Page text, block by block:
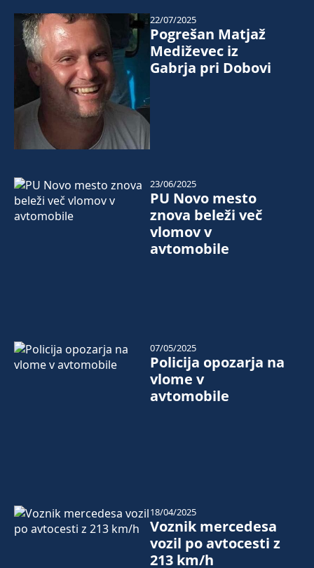
Pogrešan Matjaž
Mediževec iz
Gabrja pri Dobovi
22/07/2025
PU Novo mesto
znova beleži več
vlomov v
avtomobile
23/06/2025
Policija opozarja na
vlome v
avtomobile
07/05/2025
Voznik mercedesa
vozil po avtocesti z
213 km/h
18/04/2025